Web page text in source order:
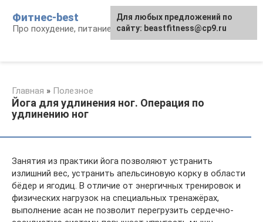
контенту
Фитнес-best
Про похудение, питание и фитнес
Главная » Полезное
Йога для удлинения ног. Операция по
удлинению ног
Занятия из практики йога позволяют устранить
излишний вес, устранить апельсиновую корку в области
бёдер и ягодиц. В отличие от энергичных тренировок и
физических нагрузок на специальных тренажёрах,
выполнение асан не позволит перегрузить сердечно-
Для любых предложений по
сайту: beastfitness@cp9.ru